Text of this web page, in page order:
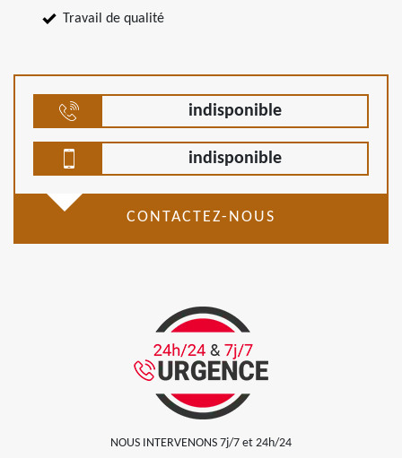
Travail de qualité
indisponible
indisponible
CONTACTEZ-NOUS
NOUS INTERVENONS 7j/7 et 24h/24